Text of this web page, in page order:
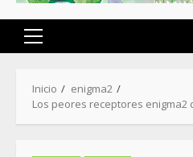
Menú
Inicio
enigma2
Los peores receptores enigma2